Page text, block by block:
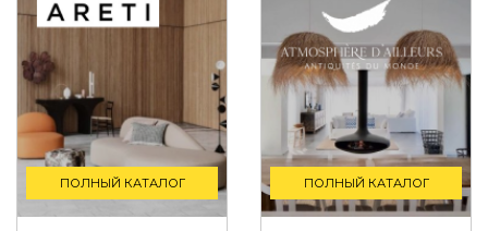
ПОЛНЫЙ КАТАЛОГ ПОЛНЫЙ КАТАЛОГ